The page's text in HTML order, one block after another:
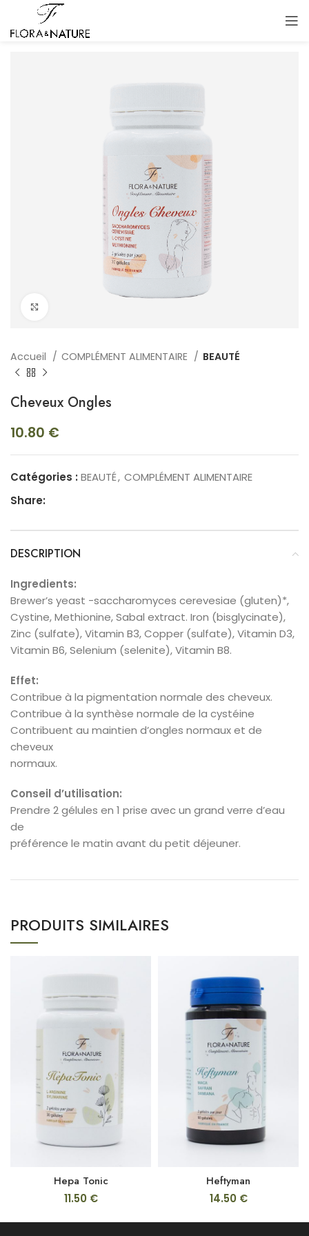
Accueil COMPLÉMENT ALIMENTAIRE BEAUTÉ
Cheveux Ongles
10.80 €
Catégories : BEAUTÉ, COMPLÉMENT ALIMENTAIRE
Share:
DESCRIPTION
Ingredients:
Brewer’s yeast -saccharomyces cerevesiae (gluten)*,
Cystine, Methionine, Sabal extract. Iron (bisglycinate),
Zinc (sulfate), Vitamin B3, Copper (sulfate), Vitamin D3,
Vitamin B6, Selenium (selenite), Vitamin B8.
Effet:
Contribue à la pigmentation normale des cheveux.
Contribue à la synthèse normale de la cystéine
Contribuent au maintien d’ongles normaux et de
cheveux
normaux.
Conseil d’utilisation:
Prendre 2 gélules en 1 prise avec un grand verre d’eau
de
préférence le matin avant du petit déjeuner.
PRODUITS SIMILAIRES
Hepa Tonic
11.50 €
Heftyman
14.50 €